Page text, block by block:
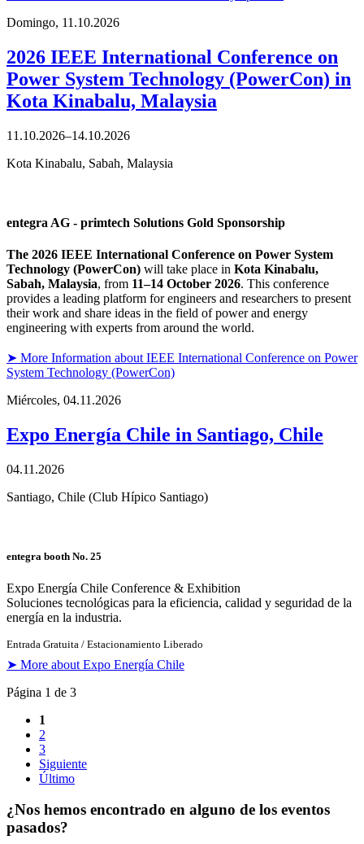
Domingo, 11.10.2026
2026 IEEE International Conference on
Power System Technology (PowerCon) in
Kota Kinabalu, Malaysia
11.10.2026–14.10.2026
Kota Kinabalu, Sabah, Malaysia
entegra AG - primtech Solutions Gold Sponsorship
The 2026 IEEE International Conference on Power System
Technology (PowerCon) will take place in Kota Kinabalu,
Sabah, Malaysia, from 11–14 October 2026. This conference
provides a leading platform for engineers and researchers to present
their work and share ideas in the field of power and energy
engineering with experts from around the world.
➤ More Information about IEEE International Conference on Power
System Technology (PowerCon)
Miércoles, 04.11.2026
Expo Energía Chile in Santiago, Chile
04.11.2026
Santiago, Chile (Club Hípico Santiago)
entegra booth No. 25
Expo Energía Chile Conference & Exhibition
Soluciones tecnológicas para la eficiencia, calidad y seguridad de la
energía en la industria.
Entrada Gratuita / Estacionamiento Liberado
➤ More about Expo Energía Chile
Página 1 de 3
1
2
3
Siguiente
Último
¿Nos hemos encontrado en alguno de los eventos
pasados?